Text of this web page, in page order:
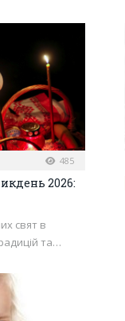
485
2026:
свят в
та…